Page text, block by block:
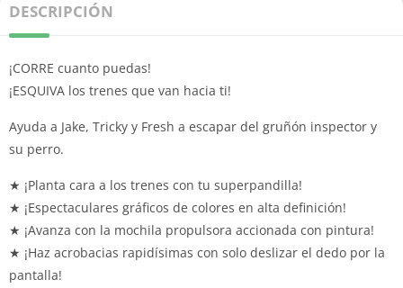
DESCRIPCIÓN
¡CORRE cuanto puedas!
¡ESQUIVA los trenes que van hacia ti!
Ayuda a Jake, Tricky y Fresh a escapar del gruñón inspector y
su perro.
★ ¡Planta cara a los trenes con tu superpandilla!
★ ¡Espectaculares gráficos de colores en alta definición!
★ ¡Avanza con la mochila propulsora accionada con pintura!
★ ¡Haz acrobacias rapidísimas con solo deslizar el dedo por la
pantalla!